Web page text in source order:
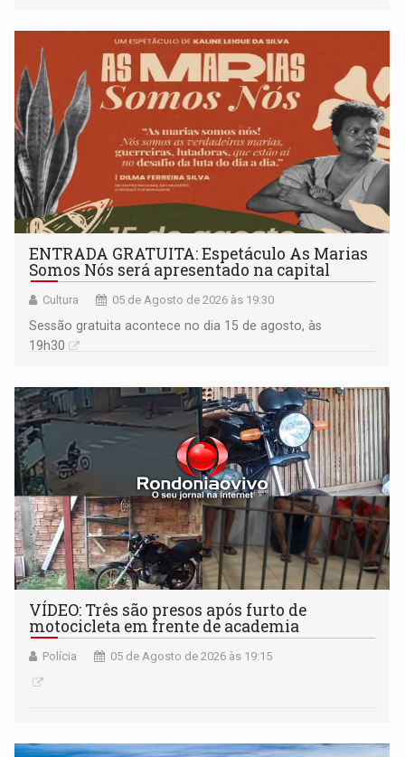
ENTRADA GRATUITA: Espetáculo As Marias
Somos Nós será apresentado na capital
Cultura 05 de Agosto de 2026 às 19:30
Sessão gratuita acontece no dia 15 de agosto, às
19h30
VÍDEO: Três são presos após furto de
motocicleta em frente de academia
Polícia 05 de Agosto de 2026 às 19:15